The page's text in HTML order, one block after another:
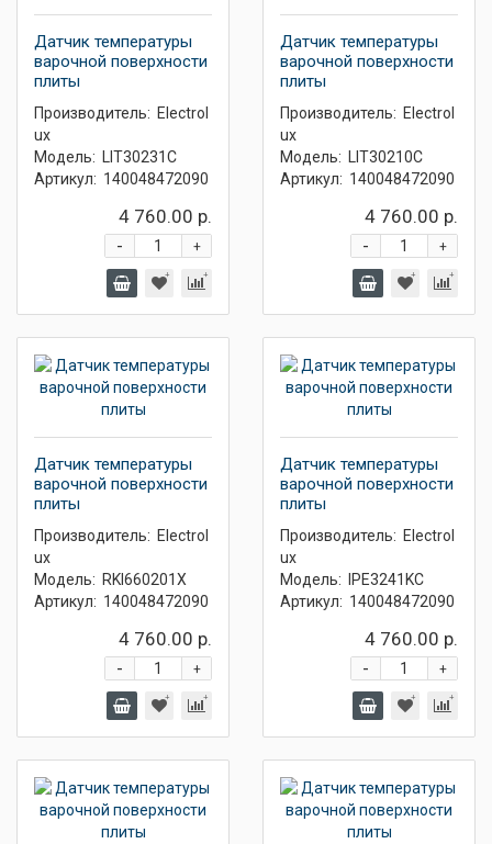
Датчик температуры
варочной поверхности
плиты
Производитель: Electrol
ux
Модель:
LIT30231C
Артикул: 140048472090
4 760.00 р.
+
-
Датчик температуры
варочной поверхности
плиты
Производитель: Electrol
ux
Модель:
LIT30210C
Артикул: 140048472090
4 760.00 р.
+
-
Датчик температуры
варочной поверхности
плиты
Производитель: Electrol
ux
Модель: RKI660201X
Артикул: 140048472090
4 760.00 р.
+
-
Датчик температуры
варочной поверхности
плиты
Производитель: Electrol
ux
Модель:
IPE3241KC
Артикул: 140048472090
4 760.00 р.
+
-